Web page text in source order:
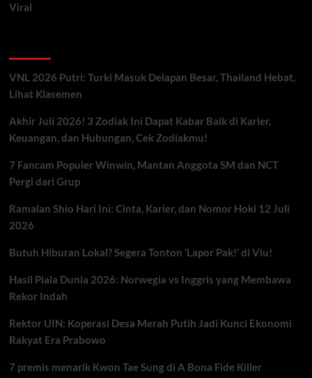
Viral
VNL 2026 Putri: Turki Masuk Delapan Besar, Thailand Hebat,
Lihat Klasemen
Akhir Juli 2026! 3 Zodiak Ini Dapat Kabar Baik di Karier,
Keuangan, dan Hubungan, Cek Zodiakmu!
7 Fancam Populer Winwin, Mantan Anggota SM dan NCT
Pergi dari Grup
Ramalan Shio Hari Ini: Cinta, Karier, dan Nomor Hoki 12 Juli
2026
Butuh Hiburan Lokal? Segera Tonton ‘Lapor Pak!’ di Viu!
Hasil Piala Dunia 2026: Norwegia vs Inggris yang Membawa
Rekor Indah
Rektor UIN: Koperasi Desa Merah Putih Jadi Kunci Ekonomi
Rakyat Era Prabowo
7 premis menarik Kwon Tae Sung di A Bona Fide Killer